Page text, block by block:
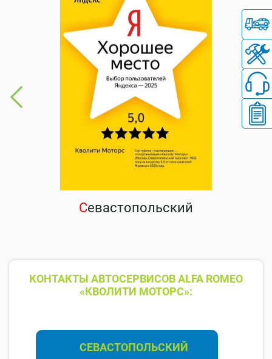
Севастопольский
КОНТАКТЫ АВТОСЕРВИСОВ ALFA ROMEO
«КВОЛИТИ МОТОРС»:
СЕВАСТОПОЛЬСКИЙ